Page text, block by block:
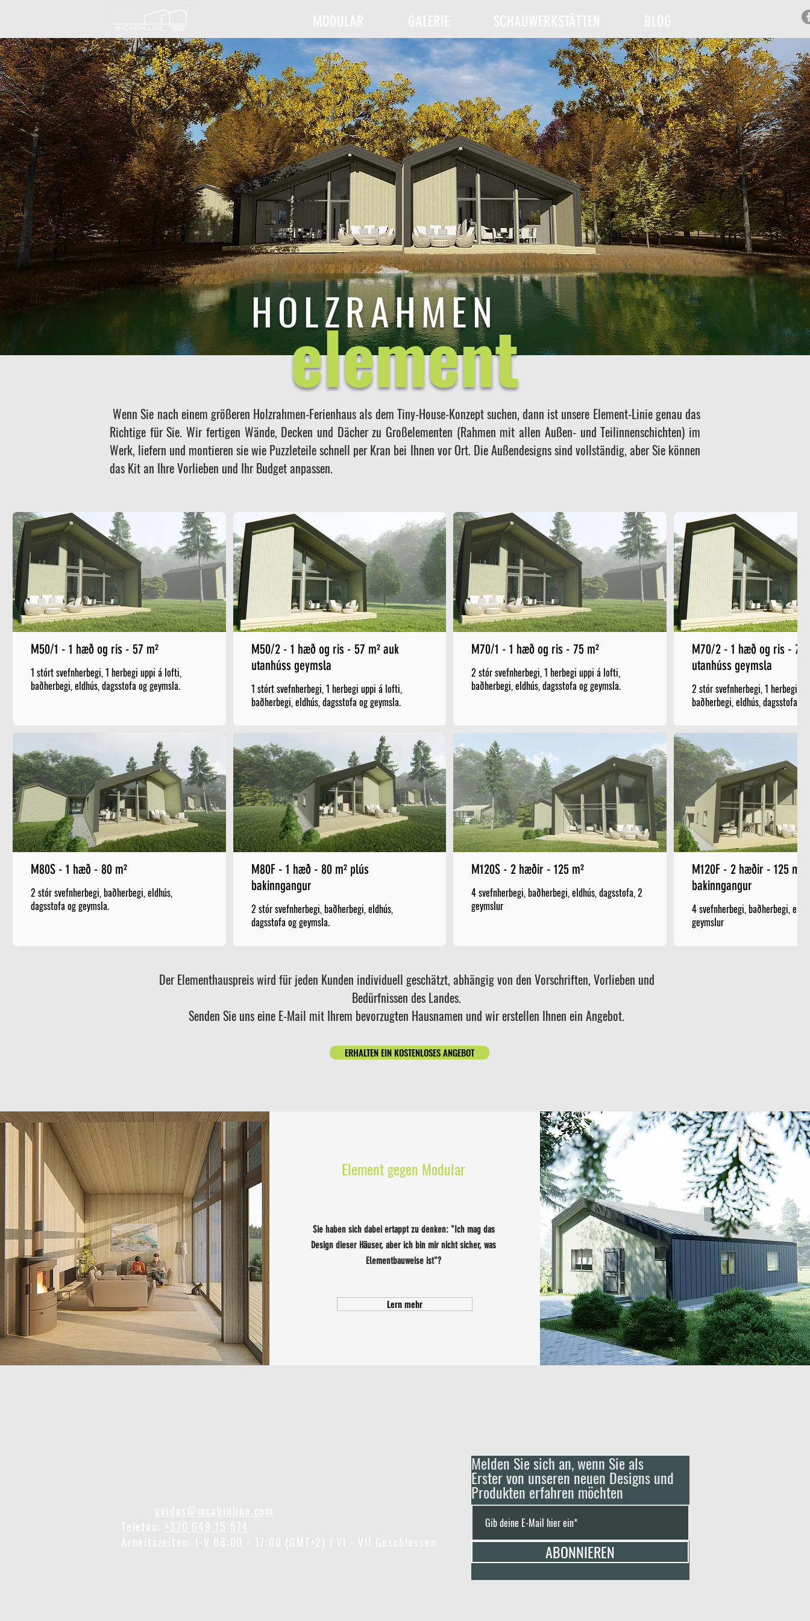
HOLZRAHMEN
element
Wenn Sie nach einem größeren Holzrahmen-Ferienhaus als dem Tiny-House-Konzept suchen, dann ist unsere Element-Linie genau das
Richtige für Sie. Wir fertigen Wände, Decken und Dächer zu Großelementen (Rahmen mit allen Außen- und Teilinnenschichten) im
Werk, liefern und montieren sie wie Puzzleteile schnell per Kran bei Ihnen vor Ort. Die Außendesigns sind vollständig, aber Sie können
das Kit an Ihre Vorlieben und Ihr Budget anpassen.
M50/1 - 1 hæð og ris - 57 m²
1 stórt svefnherbegi, 1 herbegi uppi á lofti,
baðherbegi, eldhús, dagsstofa og geymsla.
M50/2 - 1 hæð og ris - 57 m² auk
utanhúss geymsla
1 stórt svefnherbegi, 1 herbegi uppi á lofti,
baðherbegi, eldhús, dagsstofa og geymsla.
M70/1 - 1 hæð og ris - 75 m²
2 stór svefnherbegi, 1 herbegi uppi á lofti,
baðherbegi, eldhús, dagsstofa og geymsla.
M70/2 - 1 hæð og ris - 75 m² auk
utanhúss geymsla
2 stór svefnherbegi, 1 herbegi
baðherbegi, eldhús, dagsstofa
M80S - 1 hæð - 80 m²
2 stór svefnherbegi, baðherbegi, eldhús,
dagsstofa og geymsla.
M80F - 1 hæð - 80 m² plús
bakinngangur
2 stór svefnherbegi, baðherbegi, eldhús,
dagsstofa og geymsla.
M120S - 2 hæðir - 125 m²
4 svefnherbegi, baðherbegi, eldhús, dagsstofa, 2
geymslur
M120F - 2 hæðir - 125 m²
bakinngangur
4 svefnherbegi, baðherbegi,
geymslur
Der Elementhauspreis wird für jeden Kunden individuell geschätzt, abhängig von den Vorschriften, Vorlieben und
Bedürfnissen des Landes.
Senden Sie uns eine E-Mail mit Ihrem bevorzugten Hausnamen und wir erstellen Ihnen ein Angebot.
ERHALTEN EIN KOSTENLOSES ANGEBOT
Element gegen Modular
Sie haben sich dabei ertappt zu denken: "Ich mag das
Design dieser Häuser, aber ich bin mir nicht sicher, was
Elementbauweise ist"?
Lern mehr
Melden Sie sich an, wenn Sie als
Erster von unseren neuen Designs und
Produkten erfahren möchten
ABONNIEREN